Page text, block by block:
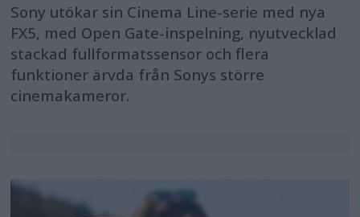
Sony utökar sin Cinema Line-serie med nya
FX5, med Open Gate-inspelning, nyutvecklad
stackad fullformatssensor och flera
funktioner ärvda från Sonys större
cinemakameror.